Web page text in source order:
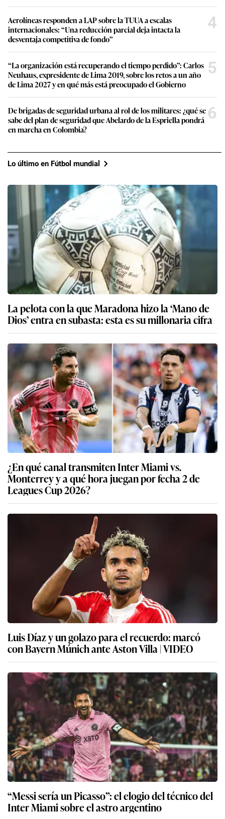
Aerolíneas responden a LAP sobre la TUUA a escalas
internacionales: “Una reducción parcial deja intacta la
desventaja competitiva de fondo”
4
“La organización está recuperando el tiempo perdido”: Carlos
Neuhaus, expresidente de Lima 2019, sobre los retos a un año
de Lima 2027 y en qué más está preocupado el Gobierno
5
De brigadas de seguridad urbana al rol de los militares: ¿qué se
sabe del plan de seguridad que Abelardo de la Espriella pondrá
en marcha en Colombia?
6
Lo último en Fútbol mundial
La pelota con la que Maradona hizo la ‘Mano de
Dios’ entra en subasta: esta es su millonaria cifra
¿En qué canal transmiten Inter Miami vs.
Monterrey y a qué hora juegan por fecha 2 de
Leagues Cup 2026?
Luis Díaz y un golazo para el recuerdo: marcó
con Bayern Múnich ante Aston Villa | VIDEO
“Messi sería un Picasso”: el elogio del técnico del
Inter Miami sobre el astro argentino